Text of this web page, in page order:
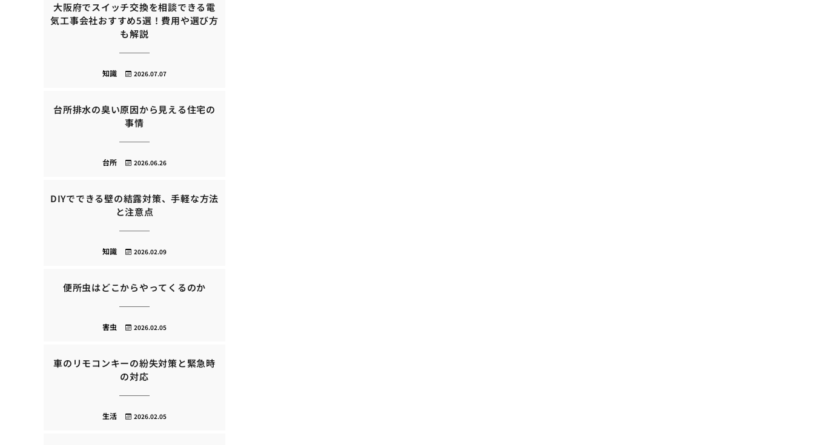
大阪府でスイッチ交換を相談できる電
気工事会社おすすめ5選！費用や選び方
も解説
2026.07.07
知識
台所排水の臭い原因から見える住宅の
事情
2026.06.26
台所
DIYでできる壁の結露対策、手軽な方法
と注意点
2026.02.09
知識
便所虫はどこからやってくるのか
2026.02.05
害虫
車のリモコンキーの紛失対策と緊急時
の対応
2026.02.05
生活